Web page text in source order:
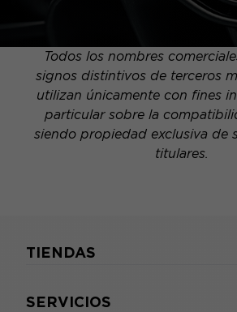
Todos los nombres
signos distintivos de terceros
utilizan únicamente con fines
particular sobre la
siendo propiedad exclusiva de
titulares.
TIENDAS
SERVICIOS